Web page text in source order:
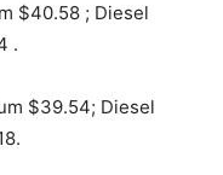
$40.58 ; Diesel
.
$39.54; Diesel